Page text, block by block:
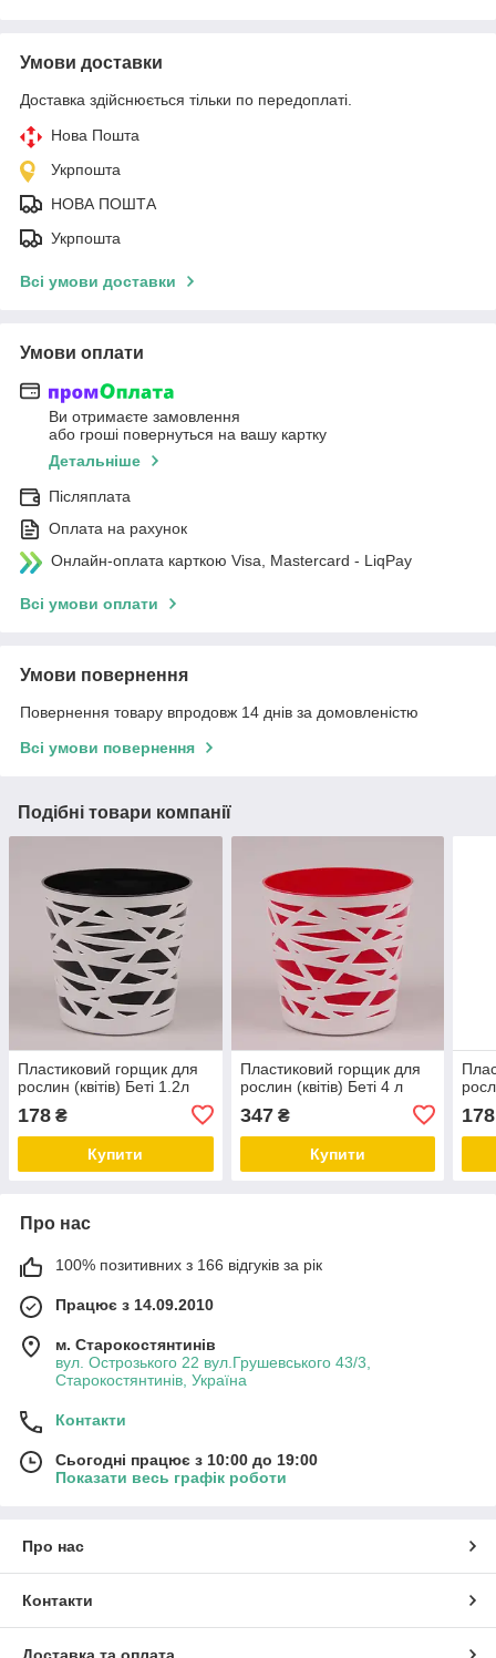
Умови доставки
Доставка здійснюється тільки по передоплаті.
Нова Пошта
Укрпошта
НОВА ПОШТА
Укрпошта
Всі умови доставки
Умови оплати
Ви отримаєте замовлення
або гроші повернуться на вашу картку
Детальніше
Післяплата
Оплата на рахунок
Онлайн-оплата карткою Visa, Mastercard - LiqPay
Всі умови оплати
Умови повернення
Повернення товару впродовж 14 днів за домовленістю
Всі умови повернення
Подібні товари компанії
Пластиковий горщик для
рослин (квітів) Беті 1.2л
178 ₴
Купити
Пластиковий горщик для
рослин (квітів) Беті 4 л
347₴
Купити
178
Про нас
100% позитивних з 166 відгуків за рік
Працює з 14.09.2010
м. Старокостянтинів
вул. Острозького 22 вул.Грушевського 43/3,
Старокостянтинів, Україна
Контакти
Сьогодні працює з 10:00 до 19:00
Показати весь графік роботи
Про нас
Контакти
Доставка та оплата